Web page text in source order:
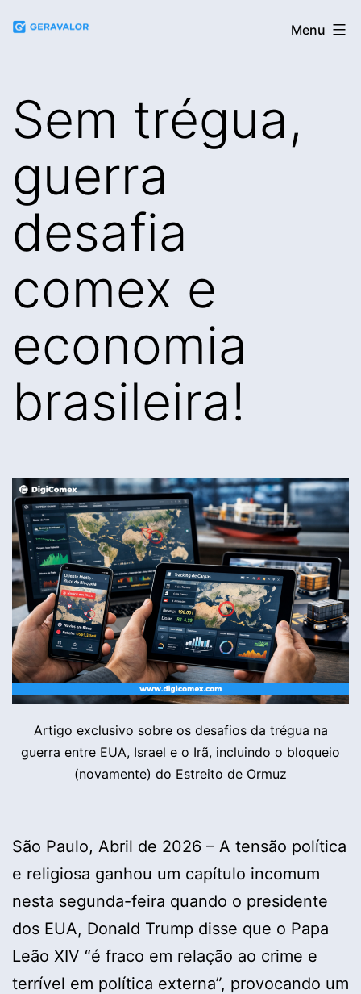
conteúdo
Blog
Menu
Sem trégua,
guerra
desafia
comex e
economia
brasileira!
Artigo exclusivo sobre os desafios da trégua na
guerra entre EUA, Israel e o Irã, incluindo o bloqueio
(novamente) do Estreito de Ormuz
São Paulo, Abril de 2026 – A tensão política
e religiosa ganhou um capítulo incomum
nesta segunda-feira quando o presidente
dos EUA, Donald Trump disse que o Papa
Leão XIV “é fraco em relação ao crime e
terrível em política externa”, provocando um